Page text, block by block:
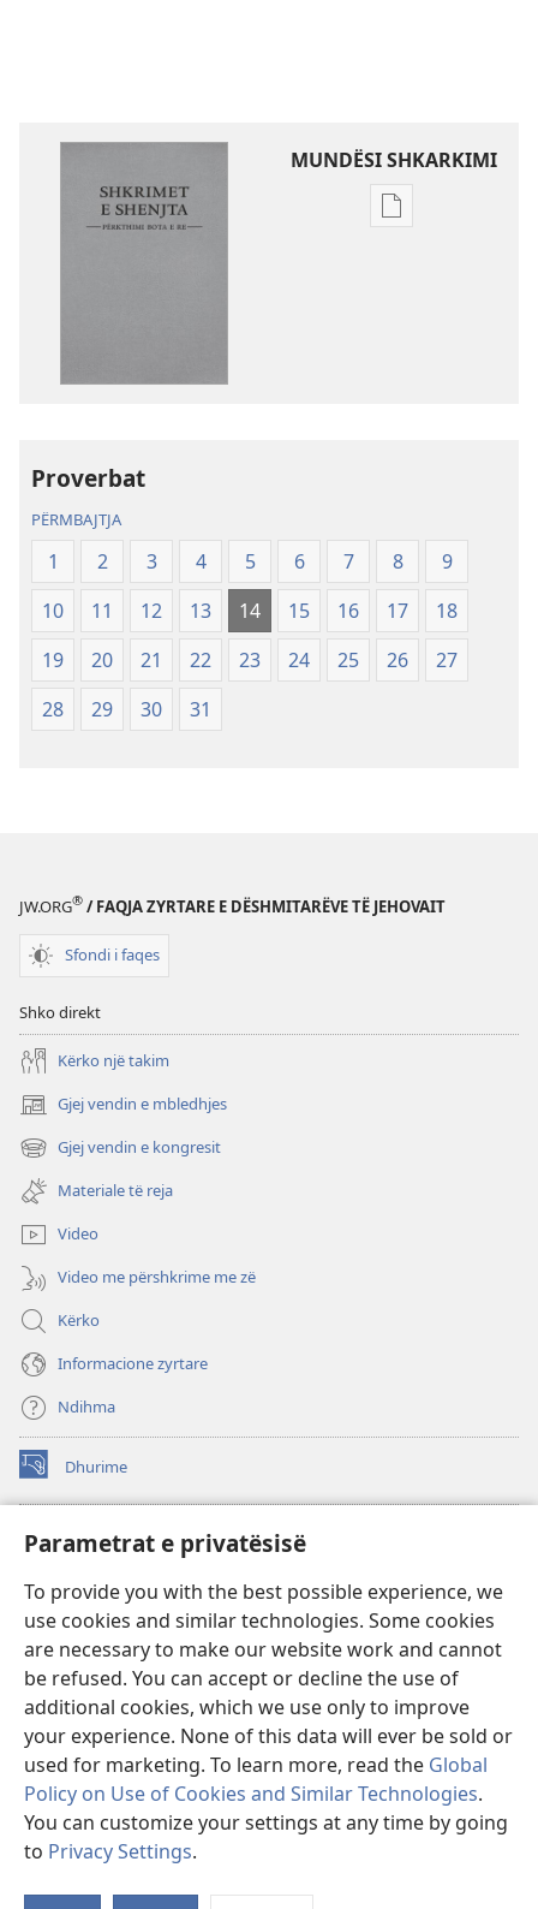
Parametrat e privatësisë
To provide you with the best possible experience, we
use cookies and similar technologies. Some cookies
are necessary to make our website work and cannot
be refused. You can accept or decline the use of
additional cookies, which we use only to improve
your experience. None of this data will ever be sold or
used for marketing. To learn more, read the Global
Policy on Use of Cookies and Similar Technologies.
You can customize your settings at any time by going
to Privacy Settings.
MUNDËSI SHKARKIMI
Mundësitë
e
Re
(Botimi
i
rishikuar
2019)
Proverbat
PËRMBAJTJA
1 2 3 4 5 6 7 8
9
10
11 12 13 14 15 16 17
18
19
20 21 22 23 24 25 26
27
28
29 30 31
JW.ORG® / FAQJA ZYRTARE E DËSHMITARËVE TË JEHOVAIT
Sfondi i faqes
Shko direkt
Kërko një takim
Gjej vendin e mbledhjes
(hap
dritare
të
re)
Gjej vendin e kongresit
(hap
dritare
të
re)
Materiale të reja
Video
Video me përshkrime me zë
Kërko
Informacione zyrtare
Ndihma
Dhurime
(hap
dritare
re)
BIBLIOTEKA ONLINE Watchtower
(hap
të
re)
JW Hub
(hap
dritare
të
re)
JW Library
Biblioteka Watchtower
Copyright© 2026 Watch Tower Bible and Tract Society of Pennsylvania.
KUSHTET E PËRDORIMIT